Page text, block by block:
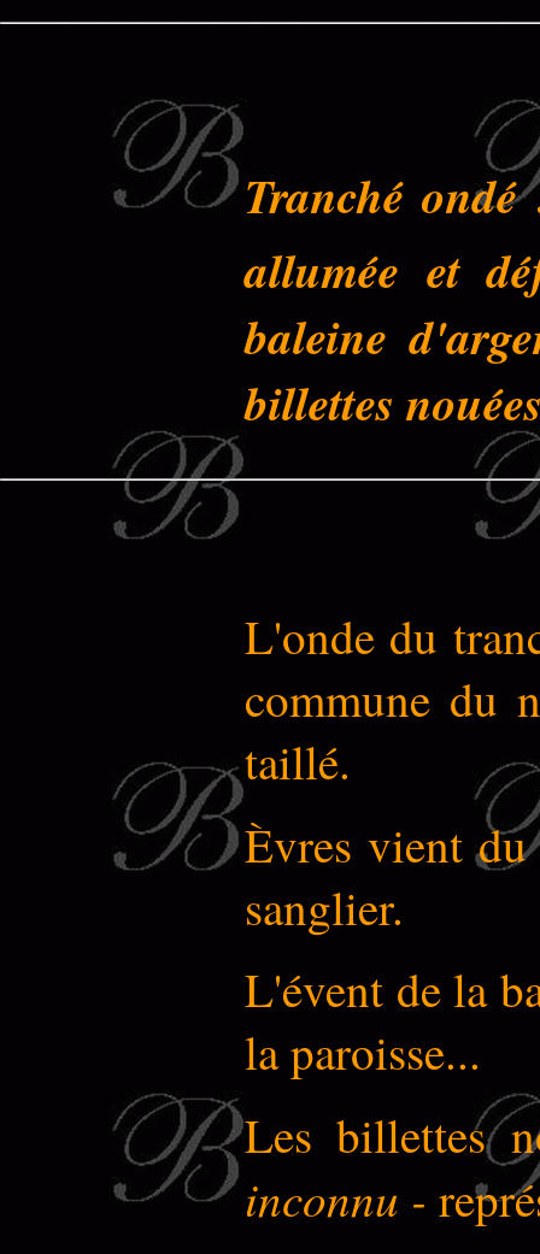
Tranché
allumée et
baleine
billettes
L'onde du
commune du
taillé.
Èvres vient
sanglier.
L'évent de la
la paroisse...
Les billettes
inconnu -